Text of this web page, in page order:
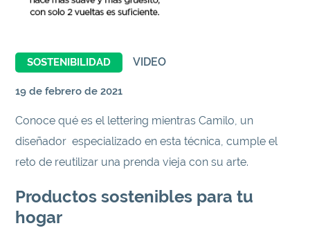
SOSTENIBILIDAD VIDEO
19 de febrero de 2021
Conoce qué es el lettering mientras Camilo, un
diseñador especializado en esta técnica, cumple el
reto de reutilizar una prenda vieja con su arte.
Productos sostenibles para tu
hogar